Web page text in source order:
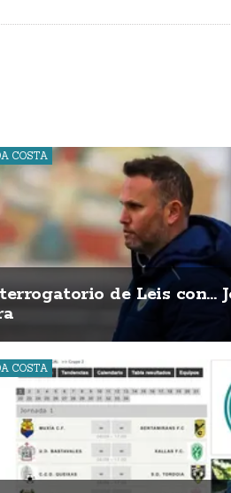
COSTA
de Leis con...
COSTA